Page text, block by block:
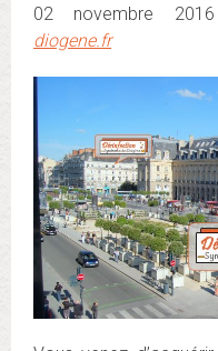
02 novembre
diogene.fr